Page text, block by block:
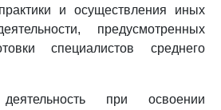
и осуществления иных
предусмотренных
специалистов среднего
деятельность при освоении